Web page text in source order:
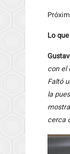
Lo
con el
Faltó
la
cerca